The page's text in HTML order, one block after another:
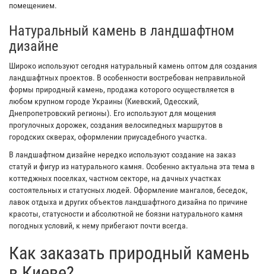
помещением.
Натуральный камень в ландшафтном
дизайне
Широко используют сегодня натуральный камень оптом для создания
ландшафтных проектов. В особенности востребован неправильной
формы природный камень, продажа которого осуществляется в
любом крупном городе Украины (Киевский, Одесский,
Днепропетровский регионы). Его используют для мощения
прогулочных дорожек, создания велосипедных маршрутов в
городских скверах, оформлении приусадебного участка.
В ландшафтном дизайне нередко используют создание на заказ
статуй и фигур из натурального камня. Особенно актуальна эта тема в
коттеджных поселках, частном секторе, на дачных участках
состоятельных и статусных людей. Оформление мангалов, беседок,
лавок отдыха и других объектов ландшафтного дизайна по причине
красоты, статусности и абсолютной не боязни натурального камня
погодных условий, к нему прибегают почти всегда.
Как заказать природный камень